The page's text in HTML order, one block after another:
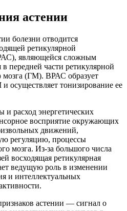
астении
болезни отводится
ретикулярной
являющейся сложным
передней части ретикулярной
мозга (ГМ). ВРАС образует
осуществляет тонизирование ее
и расход энергетических
восприятие окружающих
движений,
регуляцию, процессы
мозга. Из-за большого числа
восходящая ретикулярная
ведущую роль в изменении
и интеллектуальных
астении — сигнал о